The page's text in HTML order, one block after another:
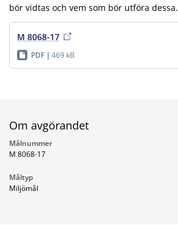
bör vidtas och vem som bör utföra dessa.
M 8068-17
PDF 469 kB
Om avgörandet
Målnummer
M 8068-17
Måltyp
Miljömål